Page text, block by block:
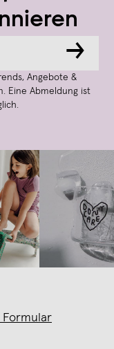
→
Angebote &
Eine Abmeldung ist
Formular